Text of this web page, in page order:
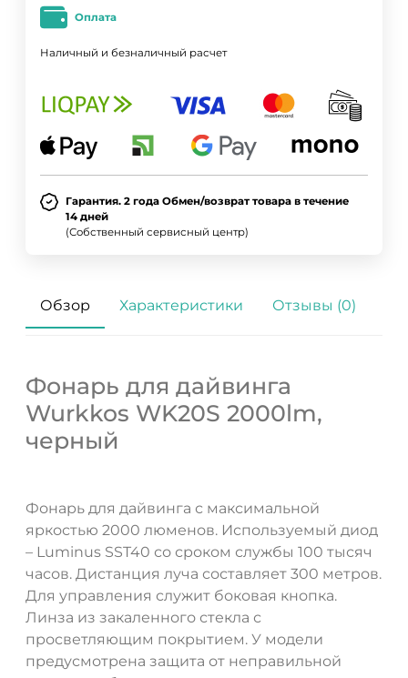
Оплата
Наличный и безналичный расчет
Гарантия. 2 года Обмен/возврат товара в течение
14 дней
(Собственный сервисный центр)
Обзор Характеристики Отзывы (0)
Фонарь для дайвинга
Wurkkos WK20S 2000lm,
черный
Фонарь для дайвинга с максимальной
яркостью 2000 люменов. Используемый диод
– Luminus SST40 со сроком службы 100 тысяч
часов. Дистанция луча составляет 300 метров.
Для управления служит боковая кнопка.
Линза из закаленного стекла с
просветляющим покрытием. У модели
предусмотрена защита от неправильной